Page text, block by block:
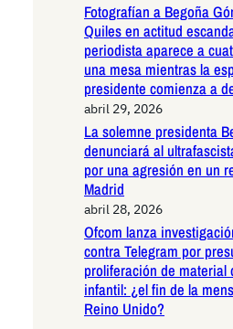
Fotografían a Begoña
Quiles en actitud
periodista aparece a
una mesa mientras la
presidente comienza a
abril 29, 2026
La solemne presidenta
denunciará al
por una agresión en un
Madrid
abril 28, 2026
Ofcom lanza
contra Telegram por
proliferación de material
infantil: ¿el fin de la
Reino Unido?